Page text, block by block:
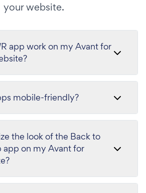
your website.
app work on my Avant for
mobile-friendly?
the look of the Back to
app on my Avant for